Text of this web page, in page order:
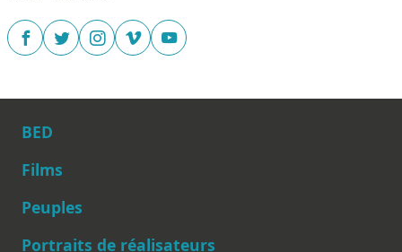
Main navigation
BED
Films
Peuples
Portraits de réalisateurs